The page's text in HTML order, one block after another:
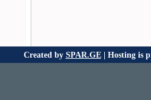
Created by SPAR.GE| Hosting is